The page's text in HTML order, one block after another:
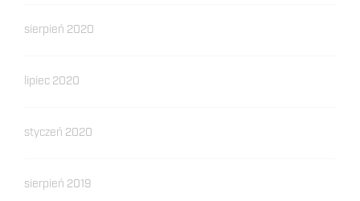
sierpień 2020
lipiec 2020
styczeń 2020
sierpień 2019